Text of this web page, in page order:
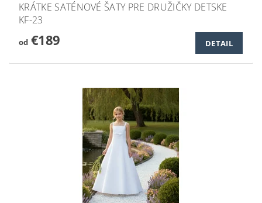
KRÁTKE SATÉNOVÉ ŠATY PRE DRUŽIČKY DETSKE
KF-23
od€189 DETAIL